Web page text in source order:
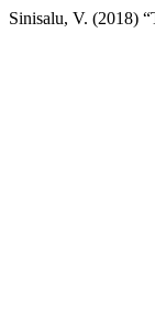
Sinisalu, V. (2018)